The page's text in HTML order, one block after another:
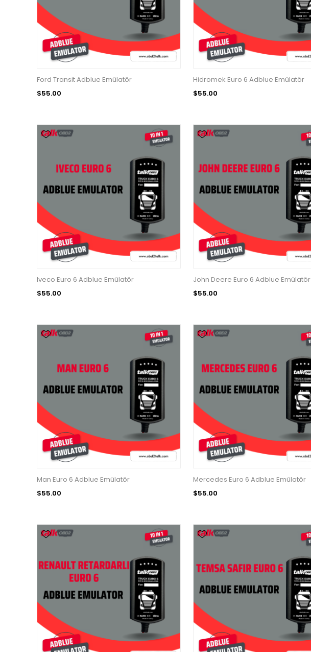
Ford Transit Adblue Emülatör
$55.00
Hidromek Euro 6 Adblue Emülatör
$55.00
Iveco Euro 6 Adblue Emülatör
$55.00
John Deere Euro 6 Adblue Emülatör
$55.00
Man Euro 6 Adblue Emülatör
$55.00
Mercedes Euro 6 Adblue Emülatör
$55.00